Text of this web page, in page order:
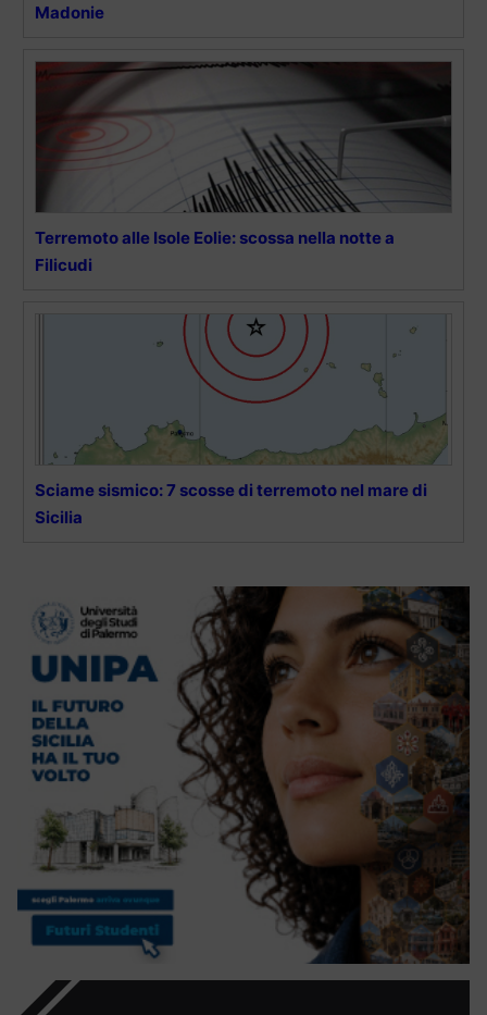
Madonie
Terremoto alle Isole Eolie: scossa nella notte a
Filicudi
Sciame sismico: 7 scosse di terremoto nel mare di
Sicilia